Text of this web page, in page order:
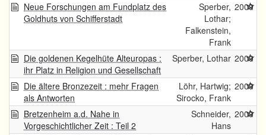
Neue Forschungen am Fundplatz des
Goldhuts von Schifferstadt
Sperber,
Lothar;
Falkenstein,
Frank
2009
Die goldenen Kegelhüte Alteuropas :
ihr Platz in Religion und Gesellschaft
Sperber, Lothar 2009
Die ältere Bronzezeit : mehr Fragen
als Antworten
Löhr, Hartwig;
Sirocko, Frank
2009
Bretzenheim a.d. Nahe in
Vorgeschichtlicher Zeit : Teil 2
Schneider,
Hans
2009